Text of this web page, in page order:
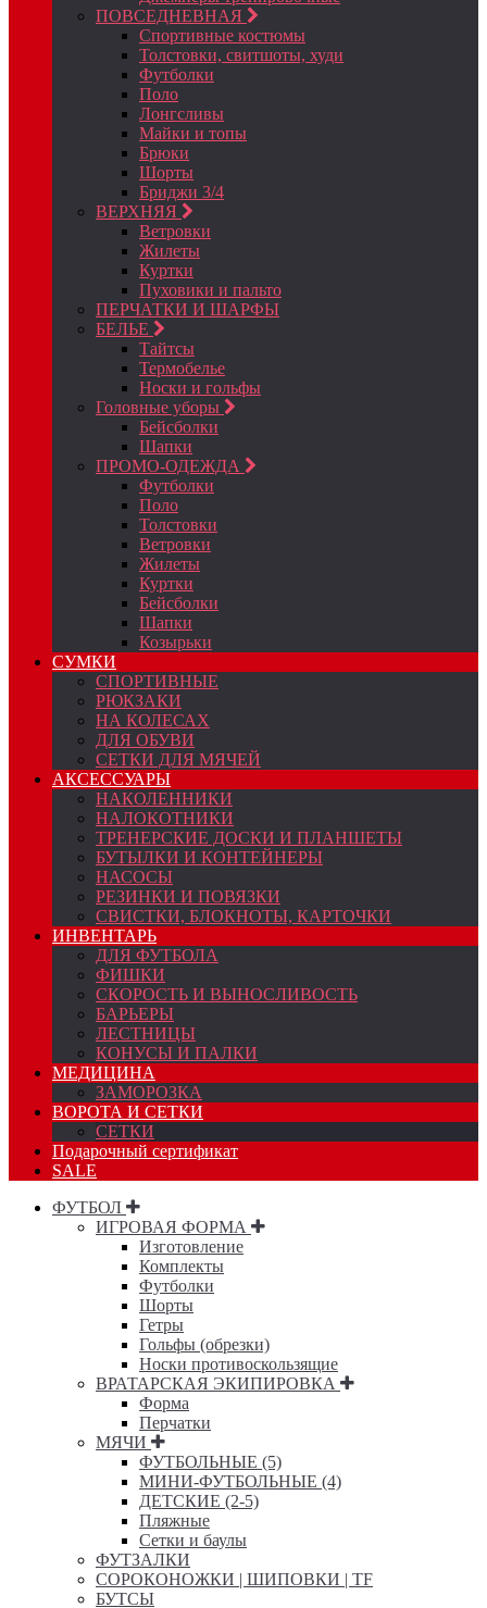
ПОВСЕДНЕВНАЯ
Спортивные костюмы
Толстовки, свитшоты, худи
Футболки
Поло
Лонгсливы
Майки и топы
Брюки
Шорты
Бриджи 3/4
ВЕРХНЯЯ
Ветровки
Жилеты
Куртки
Пуховики и пальто
ПЕРЧАТКИ И ШАРФЫ
БЕЛЬЕ
Тайтсы
Термобелье
Носки и гольфы
Головные уборы
Бейсболки
Шапки
ПРОМО-ОДЕЖДА
Футболки
Поло
Толстовки
Ветровки
Жилеты
Куртки
Бейсболки
Шапки
Козырьки
СУМКИ
СПОРТИВНЫЕ
РЮКЗАКИ
НА КОЛЕСАХ
ДЛЯ ОБУВИ
СЕТКИ ДЛЯ МЯЧЕЙ
АКСЕССУАРЫ
НАКОЛЕННИКИ
НАЛОКОТНИКИ
ТРЕНЕРСКИЕ ДОСКИ И ПЛАНШЕТЫ
БУТЫЛКИ И КОНТЕЙНЕРЫ
НАСОСЫ
РЕЗИНКИ И ПОВЯЗКИ
СВИСТКИ, БЛОКНОТЫ, КАРТОЧКИ
ИНВЕНТАРЬ
ДЛЯ ФУТБОЛА
ФИШКИ
СКОРОСТЬ И ВЫНОСЛИВОСТЬ
БАРЬЕРЫ
ЛЕСТНИЦЫ
КОНУСЫ И ПАЛКИ
МЕДИЦИНА
ЗАМОРОЗКА
ВОРОТА И СЕТКИ
СЕТКИ
Подарочный сертификат
SALE
ФУТБОЛ
ИГРОВАЯ ФОРМА
Изготовление
Комплекты
Футболки
Шорты
Гетры
Гольфы (обрезки)
Носки противоскользящие
ВРАТАРСКАЯ ЭКИПИРОВКА
Форма
Перчатки
МЯЧИ
ФУТБОЛЬНЫЕ (5)
МИНИ-ФУТБОЛЬНЫЕ (4)
ДЕТСКИЕ (2-5)
Пляжные
Сетки и баулы
ФУТЗАЛКИ
СОРОКОНОЖКИ | ШИПОВКИ | TF
БУТСЫ